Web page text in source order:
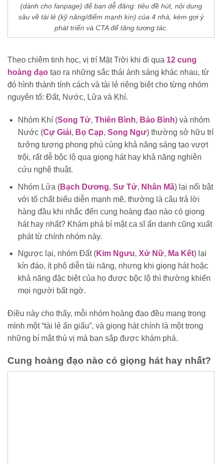
(dành cho fanpage) để bạn dễ đăng: tiêu đề hút, nội dung
sâu về tài lẻ (kỹ năng/điểm mạnh kín) của 4 nhà, kèm gợi ý
phát triển và CTA để tăng tương tác.
Theo chiêm tinh học, vị trí Mặt Trời khi đi qua 12 cung
hoàng đạo tạo ra những sắc thái ánh sáng khác nhau, từ
đó hình thành tính cách và tài lẻ riêng biệt cho từng nhóm
nguyên tố: Đất, Nước, Lửa và Khí.
Nhóm Khí (Song Tử, Thiên Bình, Bảo Bình) và nhóm
Nước (Cự Giải, Bọ Cạp, Song Ngư) thường sở hữu trí
tưởng tượng phong phú cùng khả năng sáng tạo vượt
trội, rất dễ bộc lộ qua giọng hát hay khả năng nghiên
cứu nghệ thuật.
Nhóm Lửa (Bạch Dương, Sư Tử, Nhân Mã) lại nổi bật
với tố chất biểu diễn mạnh mẽ, thường là câu trả lời
hàng đầu khi nhắc đến cung hoàng đạo nào có giọng
hát hay nhất? Khám phá bí mật ca sĩ ẩn danh cũng xuất
phát từ chính nhóm này.
Ngược lại, nhóm Đất (Kim Ngưu, Xử Nữ, Ma Kết) lại
kín đáo, ít phô diễn tài năng, nhưng khi giọng hát hoặc
khả năng đặc biệt của họ được bộc lộ thì thường khiến
mọi người bất ngờ.
Điều này cho thấy, mỗi nhóm hoàng đạo đều mang trong
mình một “tài lẻ ẩn giấu”, và giọng hát chính là một trong
những bí mật thú vị mà bạn sắp được khám phá.
Cung hoàng đạo nào có giọng hát hay nhất?